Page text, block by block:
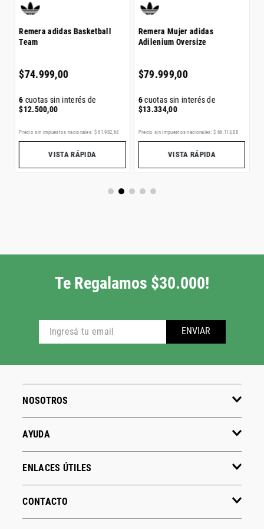
Remera adidas Basketball
Team
$74.999,00
6 cuotas sin interés de
$12.500,00
Precio sin impuestos nacionales: $ 61 .982 64
VISTA RÁPIDA
Remera Mujer adidas
Adilenium Oversize
$79.999,00
6cuotas sin interés de
$13.334,00
Precio sin impuestos nacionales: $ 66 114,88
VISTA RÁPIDA
Te Regalamos $30.000!
ENVIAR
NOSOTROS
AYUDA
ENLACES ÚTILES
CONTACTO